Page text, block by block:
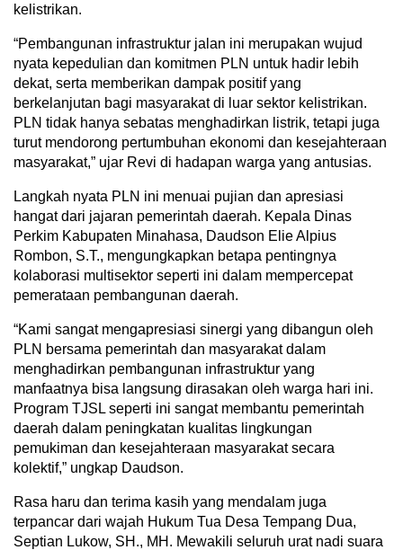
kelistrikan.
“Pembangunan infrastruktur jalan ini merupakan wujud
nyata kepedulian dan komitmen PLN untuk hadir lebih
dekat, serta memberikan dampak positif yang
berkelanjutan bagi masyarakat di luar sektor kelistrikan.
PLN tidak hanya sebatas menghadirkan listrik, tetapi juga
turut mendorong pertumbuhan ekonomi dan kesejahteraan
masyarakat,” ujar Revi di hadapan warga yang antusias.
Langkah nyata PLN ini menuai pujian dan apresiasi
hangat dari jajaran pemerintah daerah. Kepala Dinas
Perkim Kabupaten Minahasa, Daudson Elie Alpius
Rombon, S.T., mengungkapkan betapa pentingnya
kolaborasi multisektor seperti ini dalam mempercepat
pemerataan pembangunan daerah.
“Kami sangat mengapresiasi sinergi yang dibangun oleh
PLN bersama pemerintah dan masyarakat dalam
menghadirkan pembangunan infrastruktur yang
manfaatnya bisa langsung dirasakan oleh warga hari ini.
Program TJSL seperti ini sangat membantu pemerintah
daerah dalam peningkatan kualitas lingkungan
pemukiman dan kesejahteraan masyarakat secara
kolektif,” ungkap Daudson.
Rasa haru dan terima kasih yang mendalam juga
terpancar dari wajah Hukum Tua Desa Tempang Dua,
Septian Lukow, SH., MH. Mewakili seluruh urat nadi suara